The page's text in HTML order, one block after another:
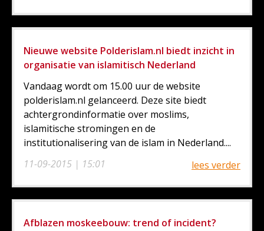
Nieuwe website Polderislam.nl biedt inzicht in
organisatie van islamitisch Nederland
11-09-2015 | 15:01
Vandaag wordt om 15.00 uur de website
polderislam.nl gelanceerd. Deze site biedt
achtergrondinformatie over moslims,
islamitische stromingen en de
institutionalisering van de islam in Nederland....
lees verder
Afblazen moskeebouw: trend of incident?